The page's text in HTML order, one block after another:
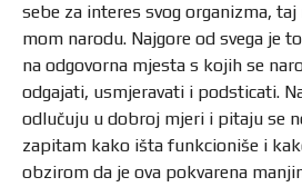
sebe za interes svog organizma,
mom narodu. Najgore od svega je
na odgovorna mjesta s kojih se
odgajati, usmjeravati i podsticati.
odlučuju u dobroj mjeri i pitaju se
zapitam kako išta funkcioniše i
obzirom da je ova pokvarena